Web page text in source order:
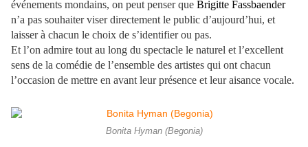
événements mondains, on peut penser que Brigitte Fassbaender
n’a pas souhaiter viser directement le public d’aujourd’hui, et
laisser à chacun le choix de s’identifier ou pas.
Et l’on admire tout au long du spectacle le naturel et l’excellent
sens de la comédie de l’ensemble des artistes qui ont chacun
l’occasion de mettre en avant leur présence et leur aisance vocale.
Bonita Hyman (Begonia)